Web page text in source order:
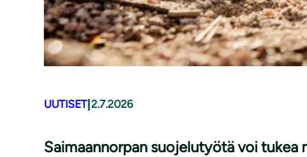
UUTISET| 2.7.2026
Saimaannorpan suojelutyötä voi tukea